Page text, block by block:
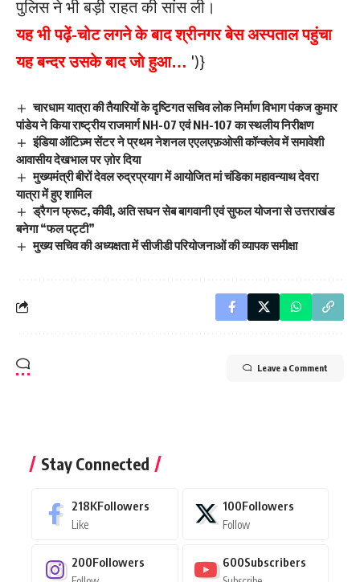
पुलिस ने भी बड़ी राहत की सांस ली।
यह भी पढ़ें-चोट लगने के बाद श्रीनगर बेस अस्पताल पहुंचा
यह बन्दर उसके बाद जो हुआ… ')}
चारधाम यात्रा की तैयारियों के दृष्टिगत सचिव लोक निर्माण विभाग पंकज कुमार
पांडेय ने किया राष्ट्रीय राजमार्ग NH-07 एवं NH-107 का स्थलीय निरीक्षण
इंडिया ऑटिज़्म सेंटर ने प्रथम नेशनल एएलएफ़ओसी कॉन्क्लेव में समावेशी
आवासीय देखभाल पर ज़ोर दिया
मुख्यमंत्री बीरों देवल रुद्रप्रयाग में आयोजित मां चंडिका महावन्याथ देवरा
यात्रा में हुए शामिल
ड्रैगन फ्रूट, कीवी, अति सघन सेब बागवानी एवं सुफल योजना से उत्तराखंड
बनेगा “फल पट्टी”
मुख्य सचिव की अध्यक्षता में सीजीडी परियोजनाओं की व्यापक समीक्षा
Leave a Comment
Stay Connected
218KFollowers
Like
100Followers
Follow
200Followers 600Subscribers